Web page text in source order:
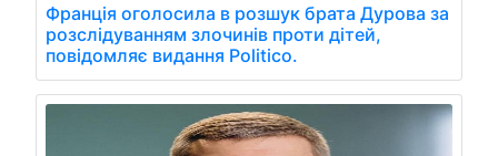
Франція оголосила в розшук брата Дурова за
розслідуванням злочинів проти дітей,
повідомляє видання Politico.